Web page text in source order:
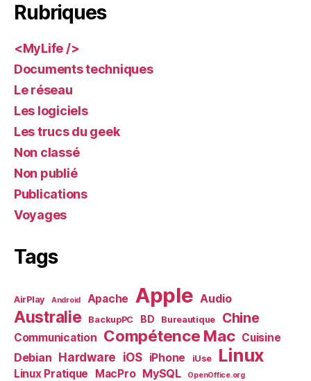
Rubriques
<MyLife />
Documents techniques
Le réseau
Les logiciels
Les trucs du geek
Non classé
Non publié
Publications
Voyages
Tags
AirPlay Android Apache Apple Audio
Australie BackupPC BD Bureautique Chine
Communication Compétence Mac Cuisine
Debian Hardware iOS iPhone iUse Linux
Linux Pratique MacPro MySQL OpenOffice.org